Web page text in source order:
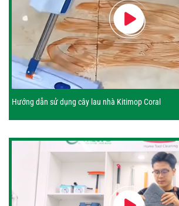
Hướng dẫn sử dụng cây lau nhà Kitimop Coral